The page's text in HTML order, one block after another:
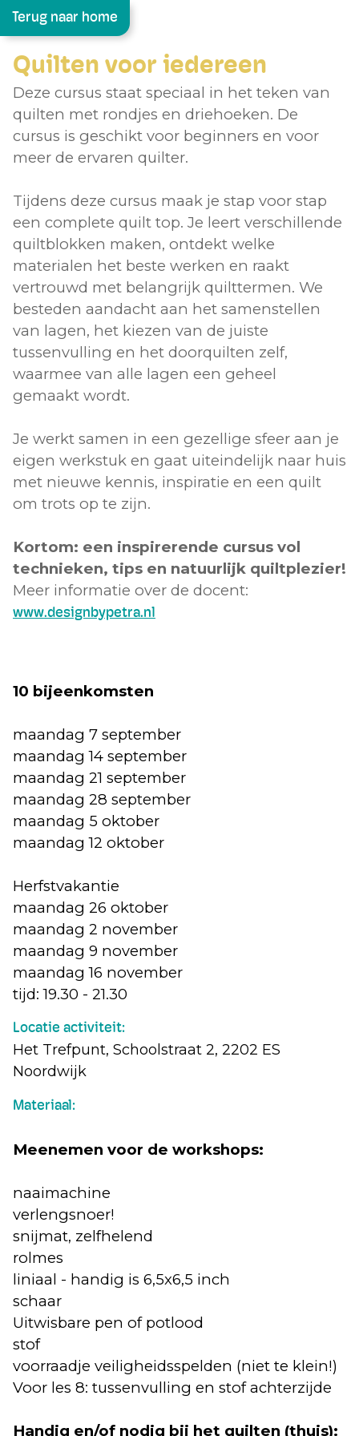
Terug naar home
Quilten voor iedereen
Deze cursus staat speciaal in het teken van
quilten met rondjes en driehoeken. De
cursus is geschikt voor beginners en voor
meer de ervaren quilter.
Tijdens deze cursus maak je stap voor stap
een complete quilt top. Je leert verschillende
quiltblokken maken, ontdekt welke
materialen het beste werken en raakt
vertrouwd met belangrijk quilttermen. We
besteden aandacht aan het samenstellen
van lagen, het kiezen van de juiste
tussenvulling en het doorquilten zelf,
waarmee van alle lagen een geheel
gemaakt wordt.
Je werkt samen in een gezellige sfeer aan je
eigen werkstuk en gaat uiteindelijk naar huis
met nieuwe kennis, inspiratie en een quilt
om trots op te zijn.
Kortom: een inspirerende cursus vol
technieken, tips en natuurlijk quiltplezier!​
Meer informatie over de docent:
www.designbypetra.nl
10 bijeenkomsten
maandag 7 september
maandag 14 september
maandag 21 september
maandag 28 september
maandag 5 oktober
maandag 12 oktober
Herfstvakantie
maandag 26 oktober
maandag 2 november
maandag 9 november
maandag 16 november
tijd: 19.30 - 21.30
Locatie activiteit:
Het Trefpunt, Schoolstraat 2, 2202 ES
Noordwijk
Materiaal:
Meenemen voor de workshops:
naaimachine
verlengsnoer!
snijmat, zelfhelend
rolmes
liniaal - handig is 6,5x6,5 inch
schaar
Uitwisbare pen of potlood
stof
voorraadje veiligheidsspelden (niet te klein!)
Voor les 8: tussenvulling en stof achterzijde
Handig en/of nodig bij het quilten (thuis):